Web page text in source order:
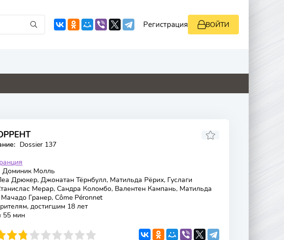
Регистрация ВОЙТИ
4.8 8.8 0 5.1 0
Dossier 137
Доминик Молль
Дрюкер, Джонатан Тёрнбулл, Матильда Рёрих, Гуслаги
Мерар, Сандра Коломбо, Валентен Кампань, Матильда
Гранер, Côme Péronnet
достигшим 18 лет
55 мин
7 8 9 10